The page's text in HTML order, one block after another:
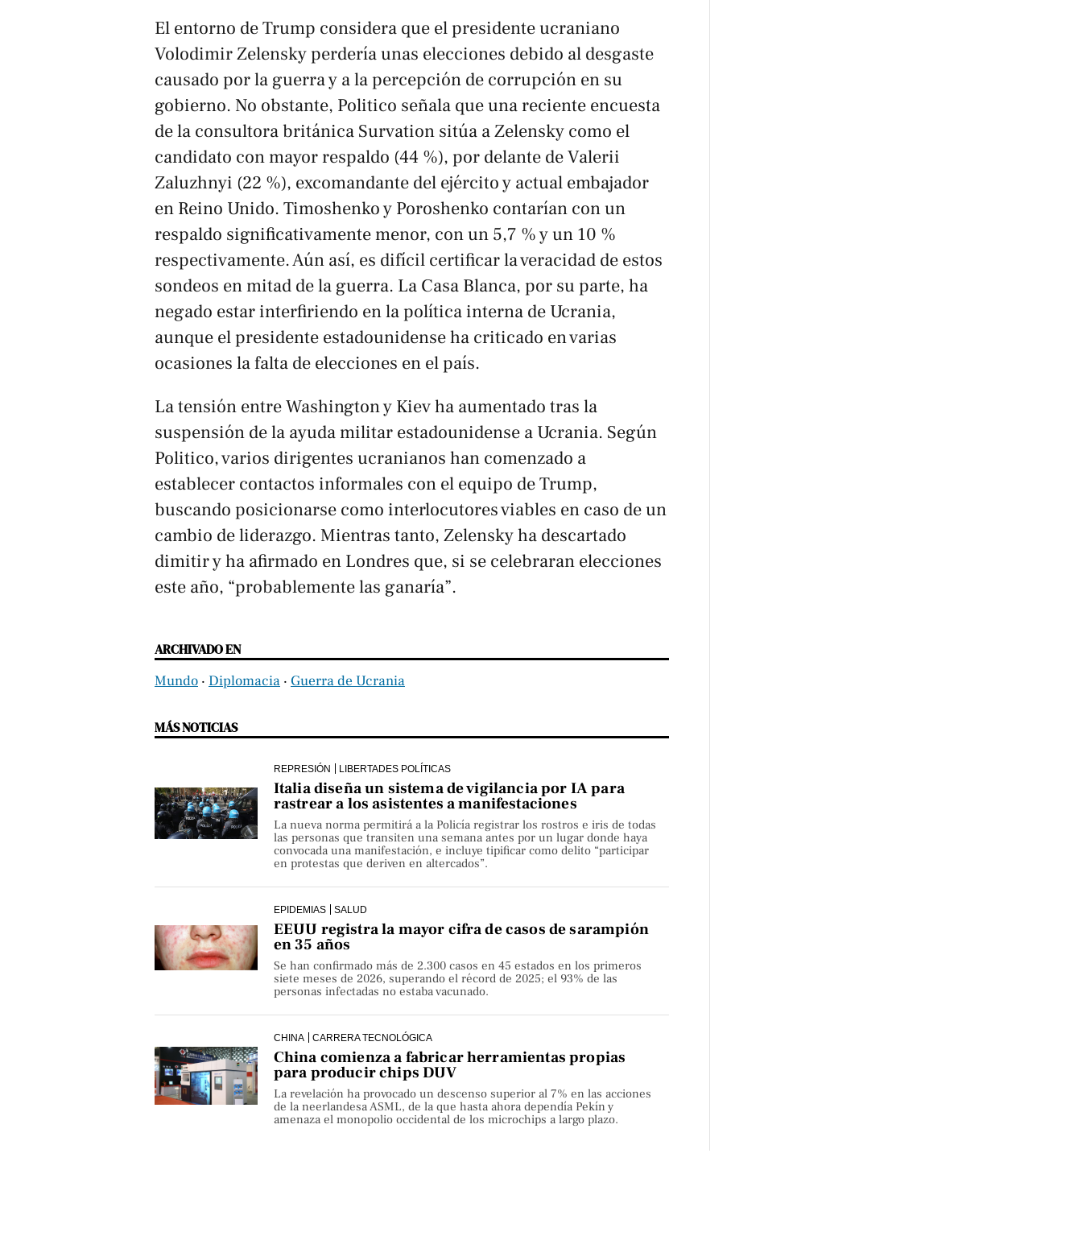
El entorno de Trump considera que el presidente ucraniano
Volodimir Zelensky perdería unas elecciones debido al desgaste
causado por la guerra y a la percepción de corrupción en su
gobierno. No obstante, Politico señala que una reciente encuesta
de la consultora británica Survation sitúa a Zelensky como el
candidato con mayor respaldo (44 %), por delante de Valerii
Zaluzhnyi (22 %), excomandante del ejército y actual embajador
en Reino Unido. Timoshenko y Poroshenko contarían con un
respaldo significativamente menor, con un 5,7 % y un 10 %
respectivamente. Aún así, es difícil certificar la veracidad de estos
sondeos en mitad de la guerra. La Casa Blanca, por su parte, ha
negado estar interfiriendo en la política interna de Ucrania,
aunque el presidente estadounidense ha criticado en varias
ocasiones la falta de elecciones en el país.
La tensión entre Washington y Kiev ha aumentado tras la
suspensión de la ayuda militar estadounidense a Ucrania. Según
Politico, varios dirigentes ucranianos han comenzado a
establecer contactos informales con el equipo de Trump,
buscando posicionarse como interlocutores viables en caso de un
cambio de liderazgo. Mientras tanto, Zelensky ha descartado
dimitir y ha afirmado en Londres que, si se celebraran elecciones
este año, “probablemente las ganaría”.
ARCHIVADO EN
Mundo ‧ Diplomacia ‧ Guerra de Ucrania
MÁS NOTICIAS
REPRESIÓN LIBERTADES POLÍTICAS
Italia diseña un sistema de vigilancia por IA para
rastrear a los asistentes a manifestaciones
La nueva norma permitirá a la Policía registrar los rostros e iris de todas
las personas que transiten una semana antes por un lugar donde haya
convocada una manifestación, e incluye tipificar como delito “participar
en protestas que deriven en altercados”.
EPIDEMIAS SALUD
EEUU registra la mayor cifra de casos de sarampión
en 35 años
Se han confirmado más de 2.300 casos en 45 estados en los primeros
siete meses de 2026, superando el récord de 2025; el 93% de las
personas infectadas no estaba vacunado.
CHINA CARRERA TECNOLÓGICA
China comienza a fabricar herramientas propias
para producir chips DUV
La revelación ha provocado un descenso superior al 7% en las acciones
de la neerlandesa ASML, de la que hasta ahora dependía Pekín y
amenaza el monopolio occidental de los microchips a largo plazo.